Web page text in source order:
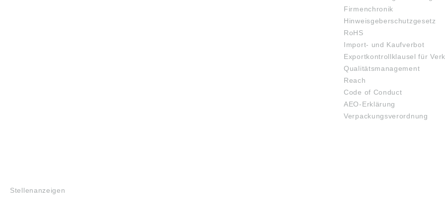
Firmenchronik
Hinweisgeberschutzgesetz
RoHS
Import- und Kaufverbot
Exportkontrollklausel für
Qualitätsmanagement
Reach
Code of Conduct
AEO-Erklärung
Verpackungsverordnung
Stellenanzeigen